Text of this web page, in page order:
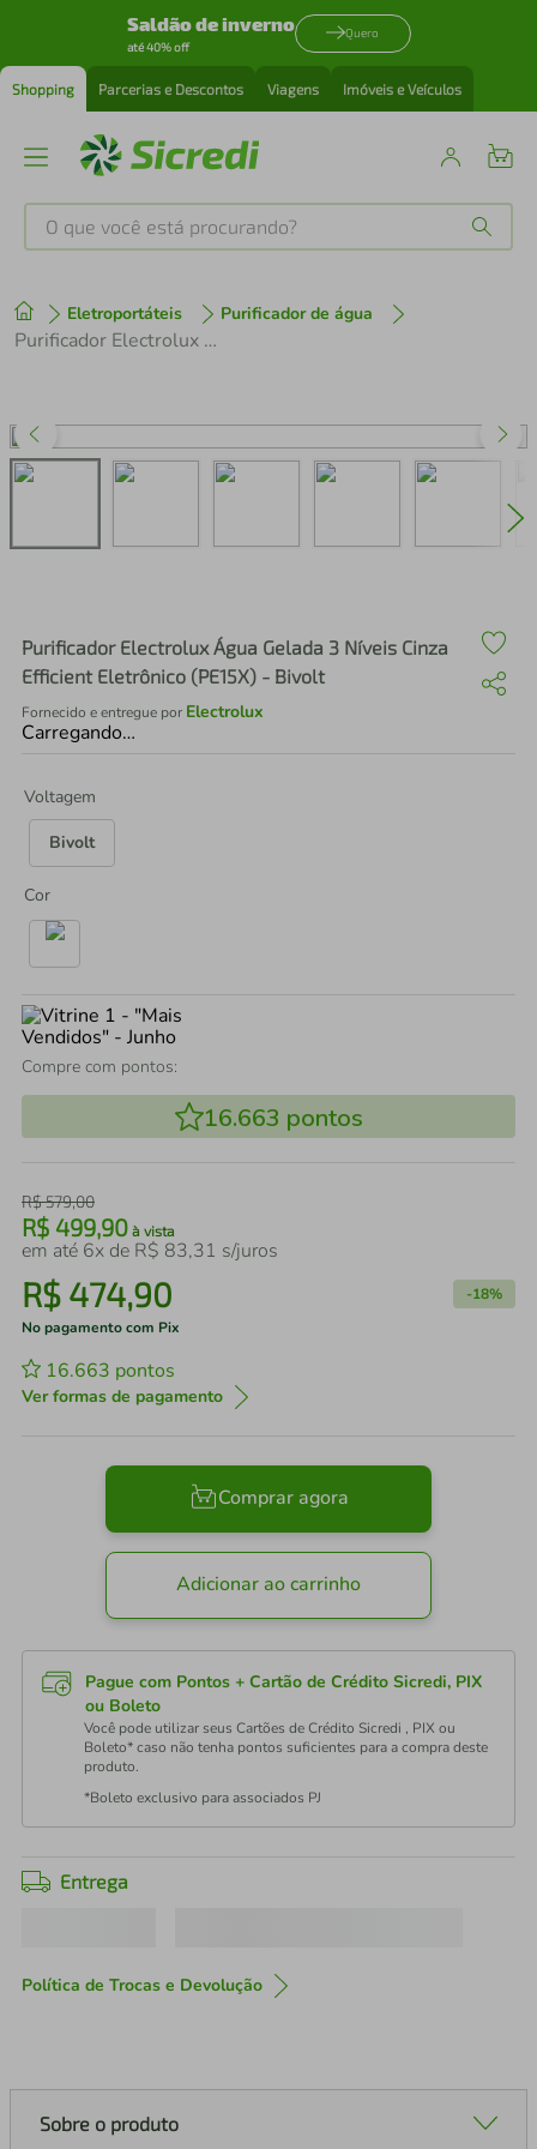
Saldão de inverno
até 40% off
Quero
Shopping Parcerias e Descontos Viagens Imóveis e Veículos
O que você está procurando?
Eletroportáteis Purificador de água
Purificador Electrolux Água Gelada 3 Níveis Cinza Efficient Eletrônico (PE15X) - Bivolt
Purificador Electrolux Água Gelada 3 Níveis Cinza
Efficient Eletrônico (PE15X) - Bivolt
Fornecido e entregue por Electrolux
Carregando…
Voltagem
Bivolt
Cor
Compre com pontos:
16.663 pontos
R$579,00
R$ 499,90 à vista
em até 6x de R$ 83,31 s/juros
R$ 474,90 -18%
No pagamento com Pix
16.663 pontos
Ver formas de pagamento
Comprar agora
Adicionar ao carrinho
Pague com Pontos + Cartão de Crédito Sicredi, PIX
ou Boleto
Você pode utilizar seus Cartões de Crédito Sicredi , PIX ou
Boleto* caso não tenha pontos suficientes para a compra deste
produto.
*Boleto exclusivo para associados PJ
Entrega
Política de Trocas e Devolução
Sobre o produto
1º tenis
perfume